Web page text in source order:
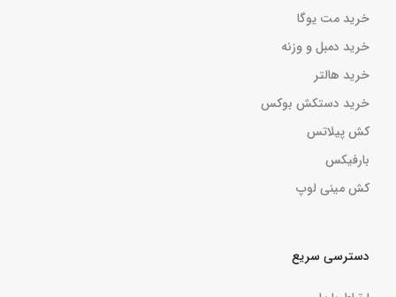
دسترسی سریع
خرید مت یوگا
خرید دمبل و وزنه
خرید هالتر
خرید دستکش بوکس
کش پیلاتس
بارفیکس
کش مینی لوپ